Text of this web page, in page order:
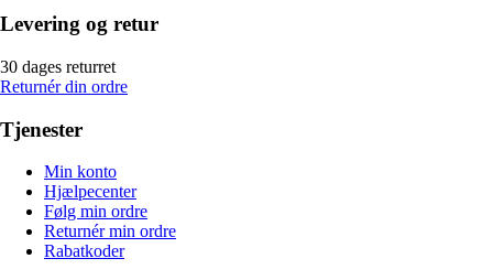
Levering og retur
30 dages returret
Returnér din ordre
Tjenester
Min konto
Hjælpecenter
Følg min ordre
Returnér min ordre
Rabatkoder